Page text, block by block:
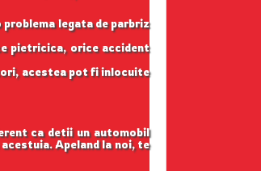
legata de parbriz
pietricica, orice accident
acestea pot fi inlocuite
ca detii un automobil
Apeland la noi, te